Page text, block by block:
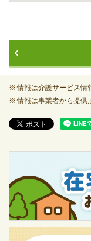
情報は介護サービス情
情報は事業者から提供